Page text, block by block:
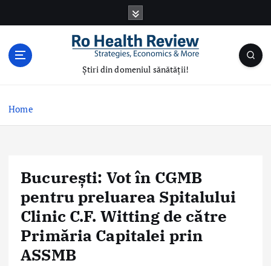
Știri din domeniul sănătății!
Home
București: Vot în CGMB
pentru preluarea Spitalului
Clinic C.F. Witting de către
Primăria Capitalei prin
ASSMB